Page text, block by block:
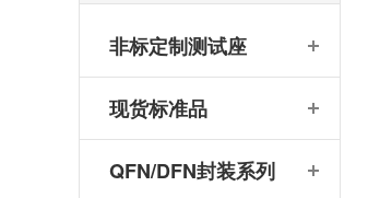
非标定制测试座
现货标准品
QFN/DFN封装系列